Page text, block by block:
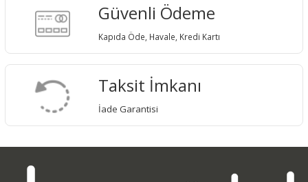
Güvenli Ödeme
Kapıda Öde, Havale, Kredi Kartı
Taksit İmkanı
İade Garantisi